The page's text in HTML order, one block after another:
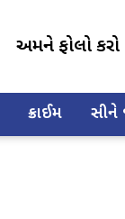
અમને ફોલો કરો
ક્રાઈમ